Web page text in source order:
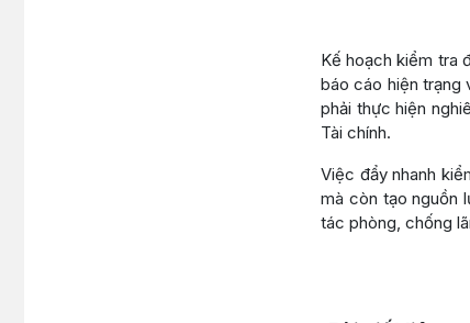
Kế hoạch kiểm tra
báo cáo hiện trạng
phải thực hiện
Tài chính.
Việc đẩy nhanh
mà còn tạo nguồn
tác phòng, chống